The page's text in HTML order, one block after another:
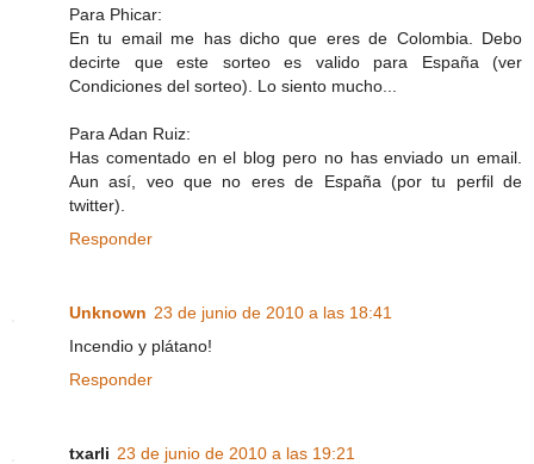
Para Phicar:
En tu email me has dicho que eres de Colombia. Debo
decirte que este sorteo es valido para España (ver
Condiciones del sorteo). Lo siento mucho...
Para Adan Ruiz:
Has comentado en el blog pero no has enviado un email.
Aun así, veo que no eres de España (por tu perfil de
twitter).
Responder
Unknown 23 de junio de 2010 a las 18:41
Incendio y plátano!
Responder
txarli 23 de junio de 2010 a las 19:21